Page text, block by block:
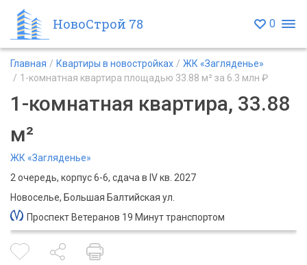
НовоСтрой 78 0
Главная Квартиры в новостройках
ЖК «Загляденье»
1-комнатная квартира площадью 33.88 м² за 6.3 млн ₽
1-комнатная квартира, 33.88
м²
ЖК «Загляденье»
2 очередь, корпус 6-6, сдача в IV кв. 2027
Новоселье, Большая Балтийская ул.
Проспект Ветеранов 19 Минут транспортом